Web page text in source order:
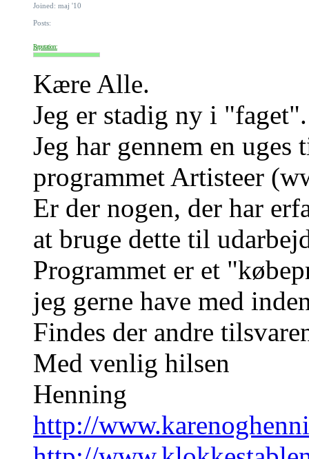
Joined: maj '10
Posts:
Reputation:
Kære Alle.
Jeg er stadig ny i "faget".
Jeg har gennem en
programmet Artisteer
Er der nogen, der har
at bruge dette til
Programmet er et
jeg gerne have med
Findes der andre
Med venlig hilsen
Henning
http://